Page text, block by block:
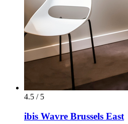
4.5 / 5
ibis Wavre Brussels East